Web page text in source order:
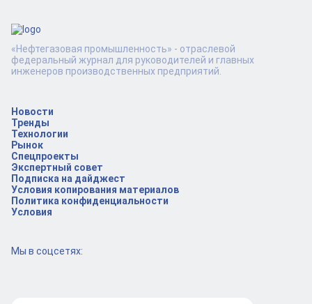
Новости
Тренды
Технологии
Рынок
Спецпроекты
Экспертный совет
Подписка на дайджест
Условия копирования материалов
Политика конфиденциальности
Условия
Мы в соцсетях:
«Нефтегазовая промышленность» - отраслевой
федеральный журнал для руководителей и главных
инженеров производственных предприятий.